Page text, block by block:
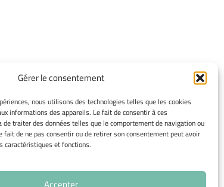
Gérer le consentement
nous utilisons des technologies telles que les cookies
informations des appareils. Le fait de consentir à ces
traiter des données telles que le comportement de navigation ou
fait de ne pas consentir ou de retirer son consentement peut avoir
caractéristiques et fonctions.
Accepter
INFORMATIONS
Mentions légales
Gérer mes cookies
Politique de cookies
Déclaration de confidentialité